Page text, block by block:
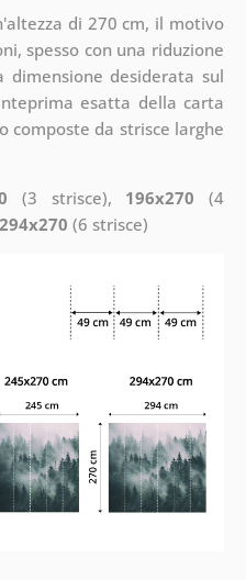
di 270 cm, il motivo
spesso con una riduzione
dimensione desiderata sul
esatta della carta
composte da strisce larghe
(3 strisce), 196x270 (4
(6 strisce)